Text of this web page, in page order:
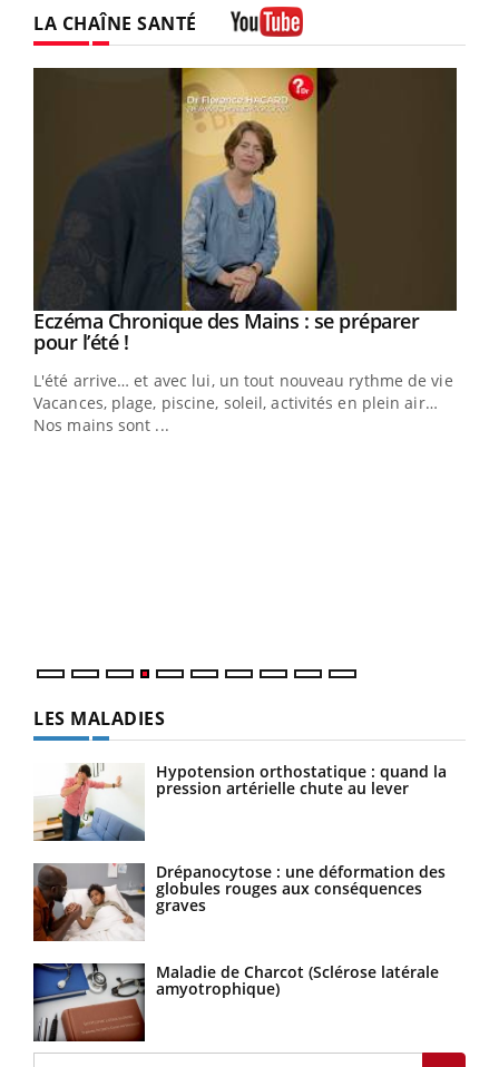
LA CHAÎNE SANTÉ
Youtube
Eczéma Chronique des Mains : se préparer
pour l’été !Youtube
L'été arrive… et avec lui, un tout nouveau rythme de vie !
Vacances, plage, piscine, soleil, activités en plein air…
Nos mains sont ...
LES MALADIES
Hypotension orthostatique : quand la
pression artérielle chute au lever
Drépanocytose : une déformation des
globules rouges aux conséquences
graves
Maladie de Charcot (Sclérose latérale
amyotrophique)